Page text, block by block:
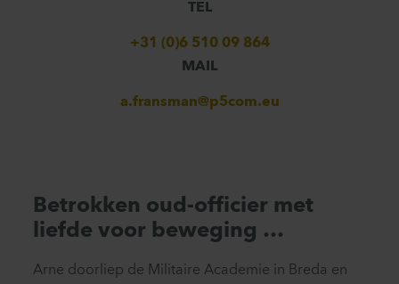
TEL
+31 (0)6 510 09 864
MAIL
a.fransman@p5com.eu
Betrokken oud-officier met
liefde voor beweging …
Arne doorliep de Militaire Academie in Breda en